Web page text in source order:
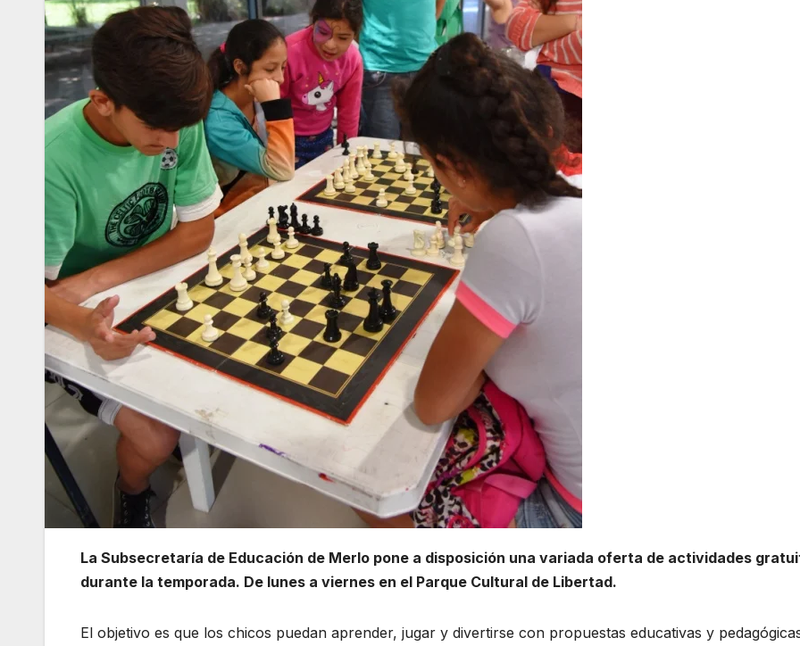
La Subsecretaría de Educación de Merlo pone a disposición una variada oferta de actividades
durante la temporada. De lunes a viernes en el Parque Cultural de Libertad.
El objetivo es que los chicos puedan aprender, jugar y divertirse con propuestas educativas y